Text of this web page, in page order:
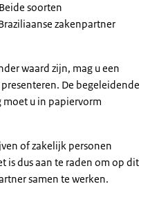
soorten
zakenpartner
waard zijn, mag u een
De begeleidende
u in papiervorm
of zakelijk personen
is dus aan te raden om op dit
samen te werken.